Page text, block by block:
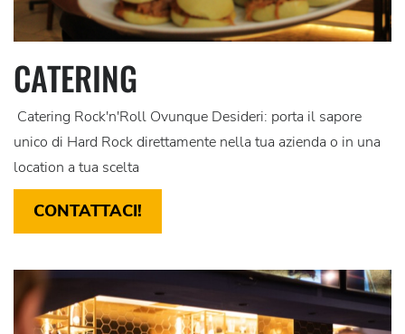
CATERING
Catering Rock'n'Roll Ovunque Desideri: porta il sapore
unico di Hard Rock direttamente nella tua azienda o in una
location a tua scelta
CONTATTACI!